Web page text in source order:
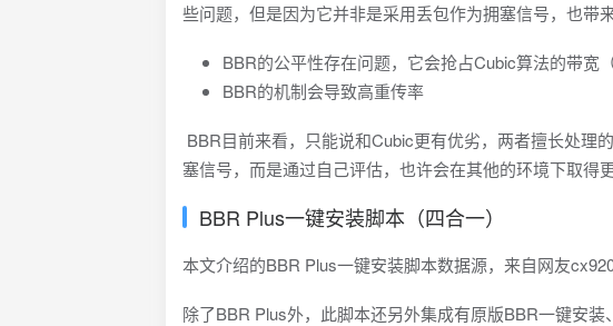
些问题，但是因为它并非是采用丢包作为拥塞信号，也带
BBR的公平性存在问题，它会抢占Cubic算法的带宽
BBR的机制会导致高重传率
BBR目前来看，只能说和Cubic更有优劣，两者擅长处理
塞信号，而是通过自己评估，也许会在其他的环境下取得
BBR Plus一键安装脚本（四合一）
本文介绍的BBR Plus一键安装脚本数据源，来自网友
除了BBR Plus外，此脚本还另外集成有原版BBR一键安